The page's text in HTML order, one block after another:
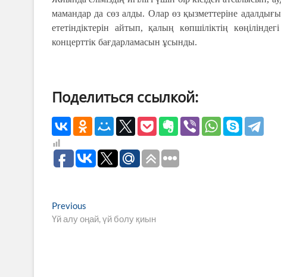
мамандар да сөз алды. Олар өз қызметтеріне
ететіндіктерін айтып, қалың көпшіліктің
концерттік бағдарламасын ұсынды.
Поделиться ссылкой:
Навигация
по
Previous
post:
Үй алу оңай, үй болу қиын